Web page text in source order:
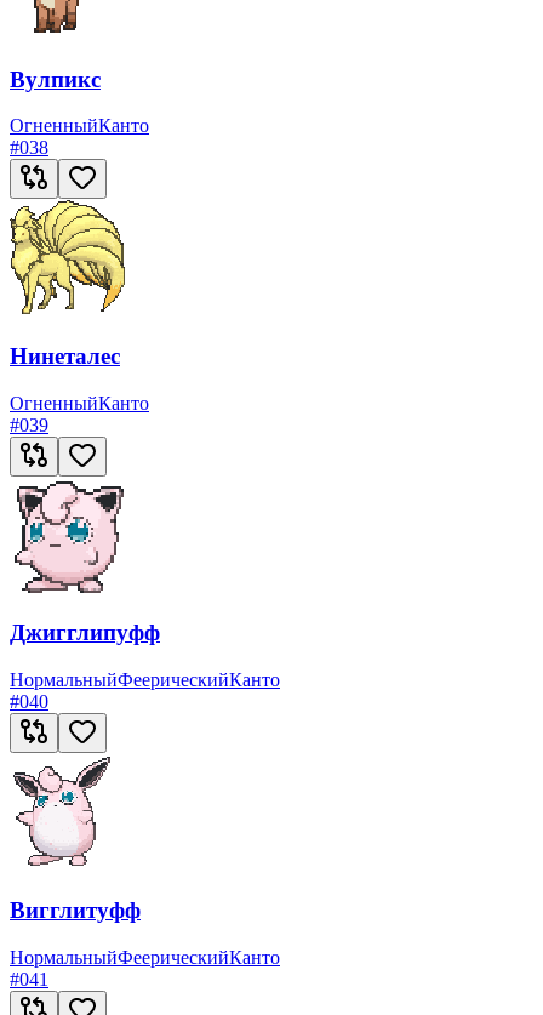
Вулпикс
ОгненныйКанто
#038
Нинеталес
ОгненныйКанто
#039
Джигглипуфф
НормальныйФеерическийКанто
#040
Вигглитуфф
НормальныйФеерическийКанто
#041